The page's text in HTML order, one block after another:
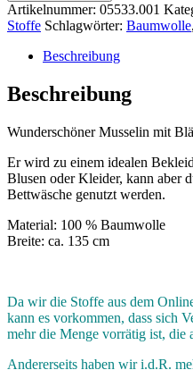
Artikelnummer: 05533.001
Stoffe Schlagwörter: Baumwolle,
Beschreibung
Beschreibung
Wunderschöner Musselin mit
Er wird zu einem idealen
Blusen oder Kleider, kann aber
Bettwäsche genutzt werden.
Material: 100 % Baumwolle
Breite: ca. 135 cm
Da wir die Stoffe aus dem
kann es vorkommen, dass sich
mehr die Menge vorrätig ist, die
Andererseits haben wir i.d.R.